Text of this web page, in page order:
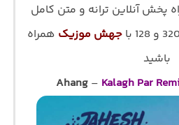
پخش آنلاین ترانه و متن کامل
جهش موزیک همراه
باشید
Ahang – Kalagh Par